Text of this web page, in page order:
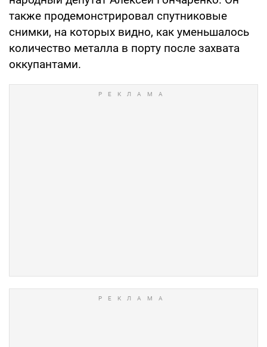
также продемонстрировал спутниковые
снимки, на которых видно, как уменьшалось
количество металла в порту после захвата
оккупантами.